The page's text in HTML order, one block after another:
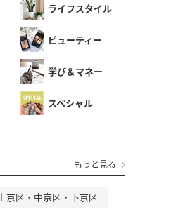
ライフスタイル
ビューティー
学び＆マネー
スペシャル
もっと見る
上京区・中京区・下京区